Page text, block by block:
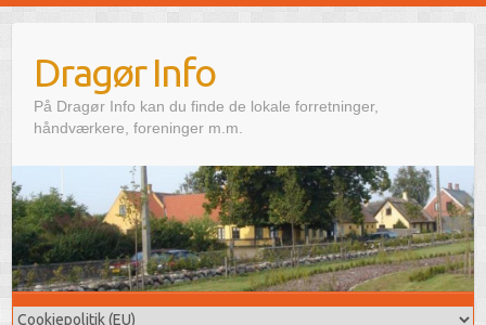
Dragør Info
På Dragør Info kan du finde de lokale forretninger,
håndværkere, foreninger m.m.